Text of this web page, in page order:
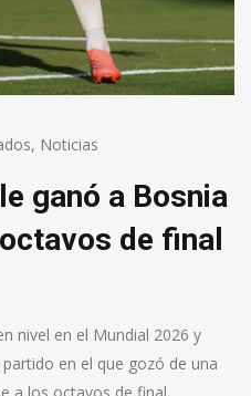
, Noticias
ganó a Bosnia
de final
nivel en el Mundial 2026 y
en el que gozó de una